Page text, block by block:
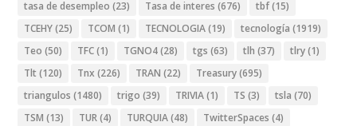
tasa de desempleo (23) Tasa de interes (676) tbf(15)
TCEHY(25) TCOM (1) TECNOLOGIA(19) tecnología (1919)
Teo (50) TFC(1) TGNO4(28) tgs (63) tlh (37) tlry(1)
Tlt (120) Tnx (226) TRAN (22) Treasury(695)
triangulos (1480) trigo (39) TRIVIA(1) TS (3) tsla (70)
TSM (13) TUR(4) TURQUIA(48) TwitterSpaces (4)